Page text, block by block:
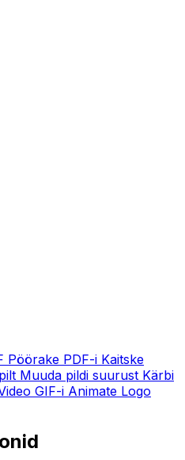
Pöörake PDF-i Kaitske
Muuda pildi suurust Kärbi
GIF-i Animate Logo